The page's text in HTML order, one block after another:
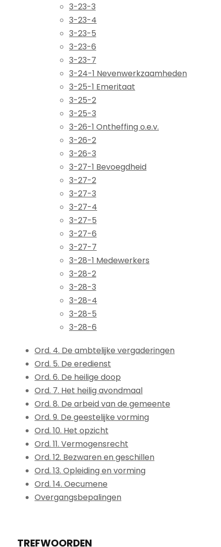
3-23-3
3-23-4
3-23-5
3-23-6
3-23-7
3-24-1 Nevenwerkzaamheden
3-25-1 Emeritaat
3-25-2
3-25-3
3-26-1 Ontheffing o.e.v.
3-26-2
3-26-3
3-27-1 Bevoegdheid
3-27-2
3-27-3
3-27-4
3-27-5
3-27-6
3-27-7
3-28-1 Medewerkers
3-28-2
3-28-3
3-28-4
3-28-5
3-28-6
Ord. 4. De ambtelijke vergaderingen
Ord. 5. De eredienst
Ord. 6. De heilige doop
Ord. 7. Het heilig avondmaal
Ord. 8. De arbeid van de gemeente
Ord. 9. De geestelijke vorming
Ord. 10. Het opzicht
Ord. 11. Vermogensrecht
Ord. 12. Bezwaren en geschillen
Ord. 13. Opleiding en vorming
Ord. 14. Oecumene
Overgangsbepalingen
TREFWOORDEN